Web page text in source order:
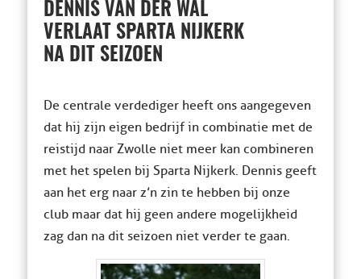
DENNIS VAN DER WAL
VERLAAT SPARTA NIJKERK
NA DIT SEIZOEN
De centrale verdediger heeft ons aangegeven
dat hij zijn eigen bedrijf in combinatie met de
reistijd naar Zwolle niet meer kan combineren
met het spelen bij Sparta Nijkerk. Dennis geeft
aan het erg naar z’n zin te hebben bij onze
club maar dat hij geen andere mogelijkheid
zag dan na dit seizoen niet verder te gaan.